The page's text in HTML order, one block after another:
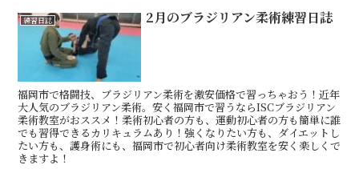
練習日誌 2月のブラジリアン柔術練習日誌
福岡市で格闘技、ブラジリアン柔術を激安価格で習っちゃおう！近年
大人気のブラジリアン柔術。安く福岡市で習うならISCブラジリアン
柔術教室がおススメ！柔術初心者の方も、運動初心者の方も簡単に誰
でも習得できるカリキュラムあり！強くなりたい方も、ダイエットし
たい方も、護身術にも、福岡市で初心者向け柔術教室を安く楽しくで
きますよ！